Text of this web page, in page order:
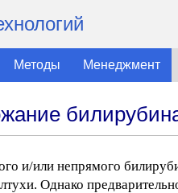
Методы Менеджмент
и/или непрямого
Однако